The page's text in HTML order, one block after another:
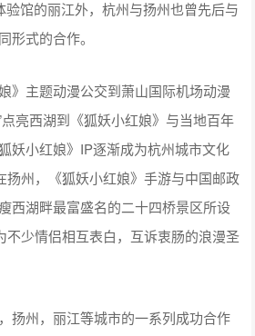
》主题动漫公交到萧山国际机场动漫
妖小红娘》IP逐渐成为杭州城市文化
扬州，《狐妖小红娘》手游与中国邮政
西湖畔最富盛名的二十四桥景区所设
不少情侣相互表白，互诉衷肠的浪漫圣
扬州，丽江等城市的一系列成功合作
能。特别是《狐妖小红娘》手游蓝月